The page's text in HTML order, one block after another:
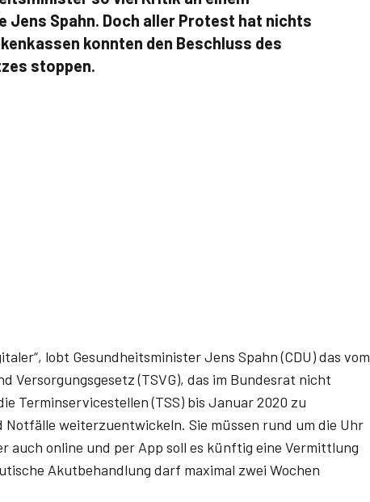
Jens Spahn. Doch aller Protest hat nichts
konnten den Beschluss des
stoppen.
lobt Gesundheitsminister Jens Spahn (CDU) das vom
Versorgungsgesetz (TSVG), das im Bundesrat nicht
Terminservicestellen (TSS) bis Januar 2020 zu
weiterzuentwickeln. Sie müssen rund um die Uhr
auch online und per App soll es künftig eine Vermittlung
Akutbehandlung darf maximal zwei Wochen